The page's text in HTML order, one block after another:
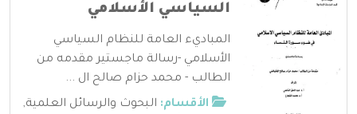
السياسي الأسلامي
المباديء العامة للنظام السياسي
الأسلامي -رسالة ماجستير مقدمه من
الطالب - محمد حزام صالح ال ...
الأقسام: البحوث والرسائل العلمية,